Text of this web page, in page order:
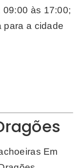
09:00 às 17:00;
para a cidade